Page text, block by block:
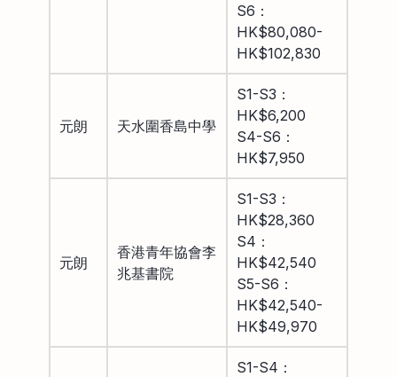
S6：
HK$80,080-
HK$102,830
元朗 天水圍香島中學
S1-S3：
HK$6,200
S4-S6：
HK$7,950
元朗
香港青年協會李
兆基書院
S1-S3：
HK$28,360
S4：
HK$42,540
S5-S6：
HK$42,540-
HK$49,970
S1-S4：